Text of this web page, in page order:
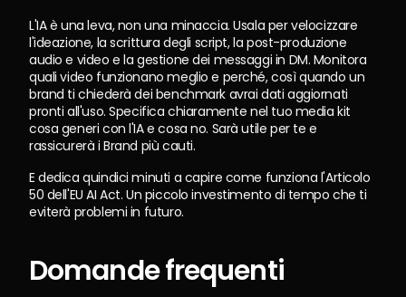
L'IA è una leva, non una minaccia. Usala per velocizzare
l'ideazione, la scrittura degli script, la post-produzione
audio e video e la gestione dei messaggi in DM. Monitora
quali video funzionano meglio e perché, così quando un
brand ti chiederà dei benchmark avrai dati aggiornati
pronti all'uso. Specifica chiaramente nel tuo media kit
cosa generi con l'IA e cosa no. Sarà utile per te e
rassicurerà i Brand più cauti.
E dedica quindici minuti a capire come funziona l'Articolo
50 dell'EU AI Act. Un piccolo investimento di tempo che ti
eviterà problemi in futuro.
Domande frequenti